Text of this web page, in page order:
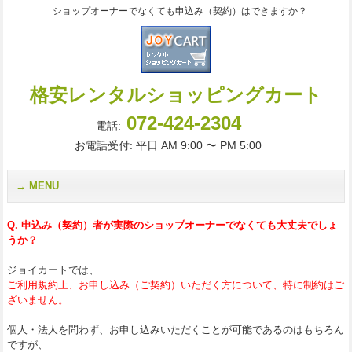
ショップオーナーでなくても申込み（契約）はできますか？
格安レンタルショッピングカート
電話: 072-424-2304
お電話受付: 平日 AM 9:00 〜 PM 5:00
MENU
Q. 申込み（契約）者が実際のショップオーナーでなくても大丈夫でしょ
うか？
ジョイカートでは、
ご利用規約上、お申し込み（ご契約）いただく方について、特に制約はご
ざいません。
個人・法人を問わず、お申し込みいただくことが可能であるのはもちろん
ですが、